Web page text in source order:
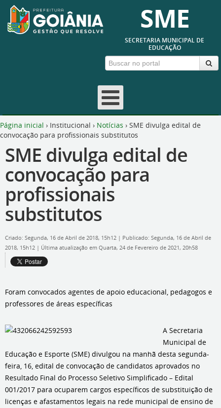
SME
SECRETARIA MUNICIPAL DE
EDUCAÇÃO
Página inicial › Institucional › Notícias › SME divulga edital de
convocação para profissionais substitutos
SME divulga edital de
convocação para
profissionais
substitutos
Criado: Segunda, 16 de Abril de 2018, 15h12 | Publicado: Segunda, 16 de Abril de
2018, 15h12 | Última atualização em Quarta, 24 de Fevereiro de 2021, 20h58
Foram convocados agentes de apoio educacional, pedagogos e
professores de áreas específicas
A Secretaria
Municipal de
Educação e Esporte (SME) divulgou na manhã desta segunda-
feira, 16, edital de convocação de candidatos aprovados no
Resultado Final do Processo Seletivo Simplificado – Edital
001/2017 para ocuparem cargos específicos de substituição de
licenças e afastamentos legais na rede municipal de ensino de